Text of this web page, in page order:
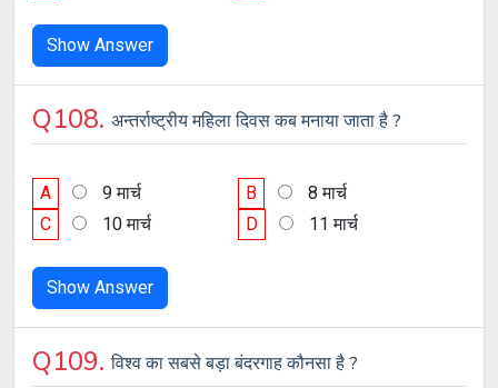
Show Answer
Q108. अन्तर्राष्ट्रीय महिला दिवस कब मनाया जाता है ?
A 9 मार्च B
8 मार्च
C
10 मार्च D 11 मार्च
Show Answer
Q109.विश्व का सबसे बड़ा बंदरगाह कौनसा है ?